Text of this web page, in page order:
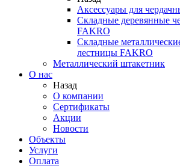
Аксессуары для
Складные деревянные
FAKRO
Складные
лестницы FAKRO
Металлический штакетник
О нас
Назад
О компании
Сертификаты
Акции
Новости
Объекты
Услуги
Оплата